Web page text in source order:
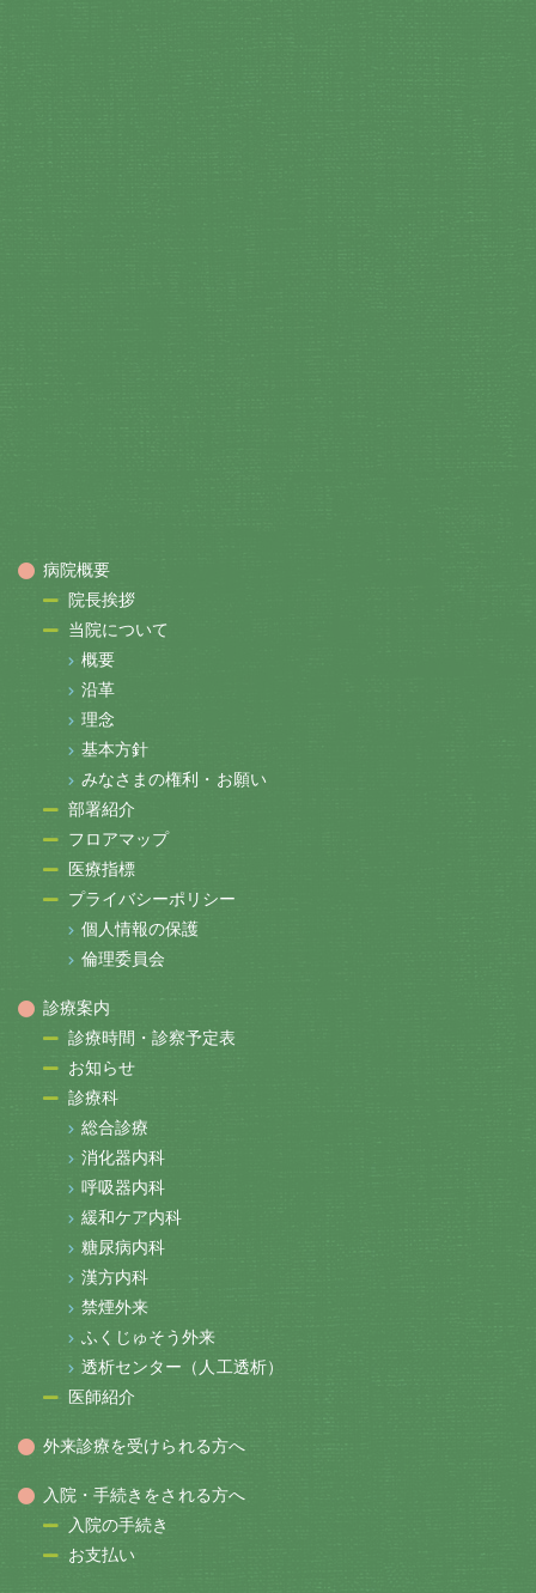
病院概要
院長挨拶
当院について
概要
沿革
理念
基本方針
みなさまの権利・お願い
部署紹介
フロアマップ
医療指標
プライバシーポリシー
個人情報の保護
倫理委員会
診療案内
診療時間・診察予定表
お知らせ
診療科
総合診療
消化器内科
呼吸器内科
緩和ケア内科
糖尿病内科
漢方内科
禁煙外来
ふくじゅそう外来
透析センター（人工透析）
医師紹介
外来診療を受けられる方へ
入院・手続きをされる方へ
入院の手続き
お支払い